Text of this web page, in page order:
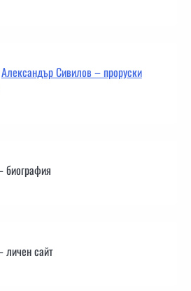
Александър Сивилов – проруски
сайт